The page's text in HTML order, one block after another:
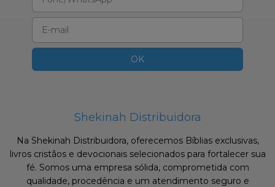
Shekinah Distribuidora
Na Shekinah Distribuidora, oferecemos Bíblias exclusivas,
livros cristãos e devocionais selecionados para fortalecer sua
fé. Somos uma empresa sólida, comprometida com
qualidade, procedência e um atendimento seguro e